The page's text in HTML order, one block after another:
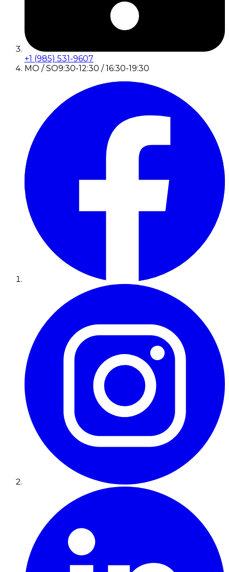
+1 (985) 531-9607
MO / SO9:30-12:30 / 16:30-19:30